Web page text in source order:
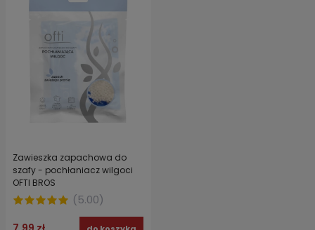
Zawieszka zapachowa do
szafy - pochłaniacz wilgoci
OFTI BROS
(5.00)